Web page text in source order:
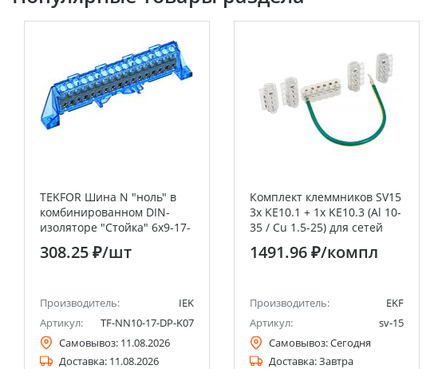
TEKFOR Шина N "ноль" в
комбинированном DIN-
изоляторе "Стойка" 6х9-17-
308.25 ₽/шт
Производитель:
IEK
Артикул:
TF-NN10-17-DP-K07
Самовывоз: 11.08.2026
Доставка: 11.08.2026
Комплект клеммников SV15
3x KE10.1 + 1x KE10.3 (Al 10-
35 / Cu 1.5-25) для сетей
уличного освещения EKF
PROxima
1491.96 ₽/компл
Производитель:
EKF
Артикул:
sv-15
Самовывоз:Сегодня
Доставка:Завтра